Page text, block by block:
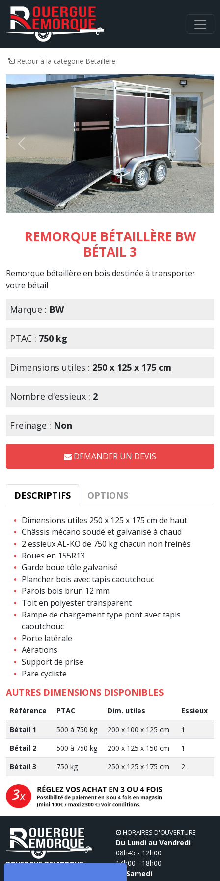
Navigation principale
Retour à la catégorie Bétaillère
Previous Next
REMORQUE BÉTAILLÈRE BW
BÉTAIL 3
Remorque bétaillère en bois destinée à transporter
votre bétail
Marque : BW
PTAC : 750 kg
Dimensions utiles : 250 x 125 x 175 cm
Nombre d'essieux : 2
Freinage : Non
DEMANDER UN DEVIS
DESCRIPTIFS OPTIONS
Dimensions utiles 250 x 125 x 175 cm de haut
Châssis mécano soudé et galvanisé à chaud
2 essieux AL-KO de 750 kg chacun non freinés
Roues en 155R13
Garde boue tôle galvanisé
Plancher bois avec tapis caoutchouc
Parois bois brun 12 mm
Toit en polyester transparent
Rampe de chargement type pont avec tapis
caoutchouc
Porte latérale
Aérations
Support de prise
Pare cycliste
AUTRES DIMENSIONS DISPONIBLES
Référence PTAC Dim. utiles
Essieux
Bétail 1
500 à 750 kg 200 x 100 x 125 cm
1
Bétail 2
500 à 750 kg 200 x 125 x 150 cm
1
Bétail 3
750 kg 250 x 125 x 175 cm 2
ROUERGUE REMORQUE
HORAIRES D'OUVERTURE
Du Lundi au Vendredi
08h45 - 12h00
14h00 - 18h00
Le Samedi